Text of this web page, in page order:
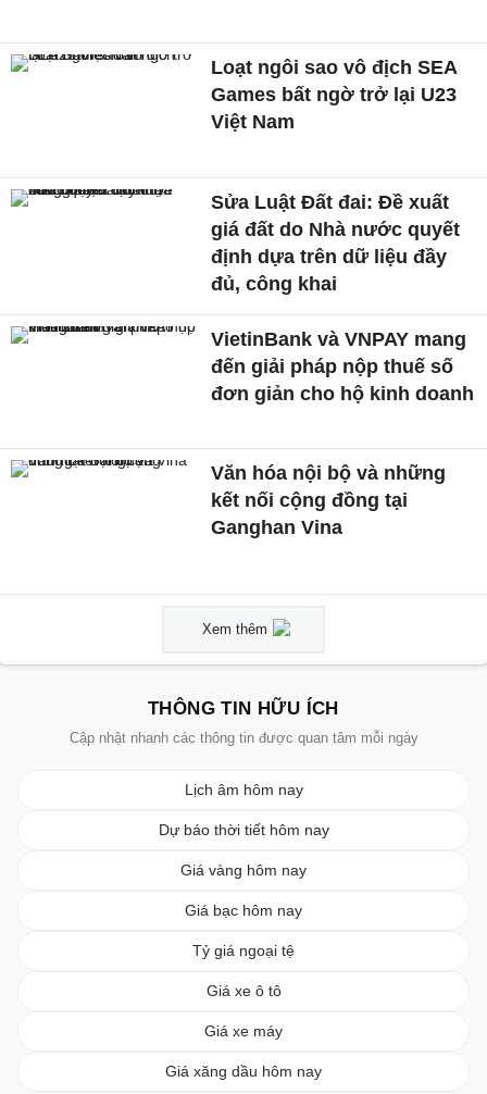
Loạt ngôi sao vô địch SEA
Games bất ngờ trở lại U23
Việt Nam
Sửa Luật Đất đai: Đề xuất
giá đất do Nhà nước quyết
định dựa trên dữ liệu đầy
đủ, công khai
VietinBank và VNPAY mang
đến giải pháp nộp thuế số
đơn giản cho hộ kinh doanh
Văn hóa nội bộ và những
kết nối cộng đồng tại
Ganghan Vina
Xem thêm
THÔNG TIN HỮU ÍCH
Cập nhật nhanh các thông tin được quan tâm mỗi ngày
Lịch âm hôm nay
Dự báo thời tiết hôm nay
Giá vàng hôm nay
Giá bạc hôm nay
Tỷ giá ngoại tệ
Giá xe ô tô
Giá xe máy
Giá xăng dầu hôm nay